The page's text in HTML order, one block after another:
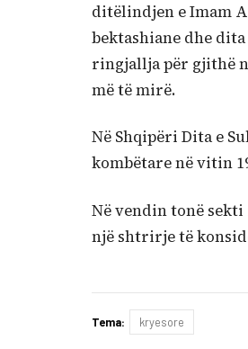
ditëlindjen e Imam
bektashiane dhe
ringjallja për gjithë
më të mirë.
Në Shqipëri Dita e
kombëtare në vitin
Në vendin tonë
një shtrirje të
Tema: kryesore